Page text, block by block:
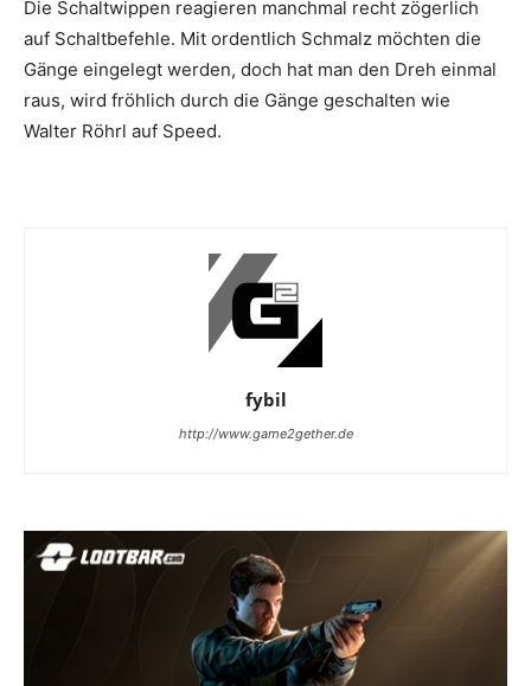
Die Schaltwippen reagieren manchmal recht zögerlich
auf Schaltbefehle. Mit ordentlich Schmalz möchten die
Gänge eingelegt werden, doch hat man den Dreh einmal
raus, wird fröhlich durch die Gänge geschalten wie
Walter Röhrl auf Speed.
fybil
http://www.game2gether.de